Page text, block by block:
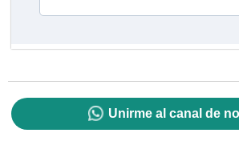
Unirme al canal de